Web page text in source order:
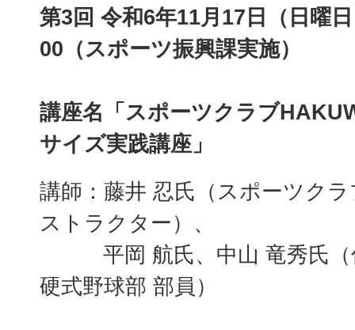
第3回 令和6年11月17日（日曜
00（スポーツ振興課実施）
講座名「スポーツクラブ
サイズ実践講座」
講師：藤井 忍氏（スポーツク
ストラクター）、
平岡 航氏、中山 竜秀氏（
硬式野球部 部員）